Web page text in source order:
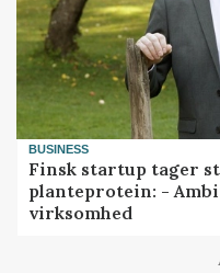
BUSINESS
Finsk startup tager
planteprotein: -
virksomhed